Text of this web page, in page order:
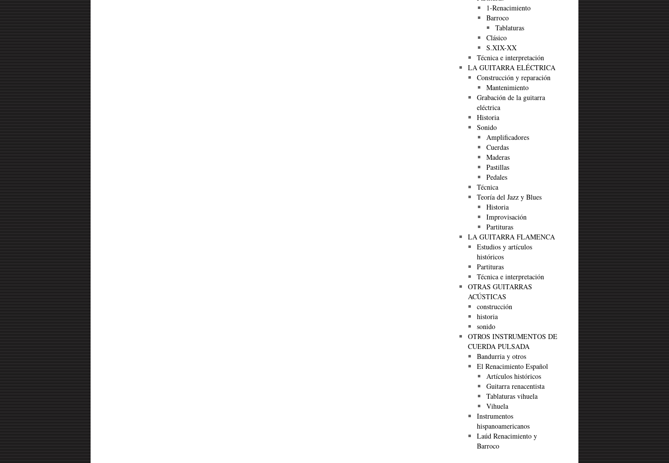
1-Renacimiento
Barroco
Tablaturas
Clásico
S.XIX-XX
Técnica e interpretación
LA GUITARRA ELÉCTRICA
Construcción y reparación
Mantenimiento
Grabación de la guitarra
eléctrica
Historia
Sonido
Amplificadores
Cuerdas
Maderas
Pastillas
Pedales
Técnica
Teoría del Jazz y Blues
Historia
Improvisación
Partituras
LA GUITARRA FLAMENCA
Estudios y artículos
históricos
Partituras
Técnica e interpretación
OTRAS GUITARRAS
ACÚSTICAS
construcción
historia
sonido
OTROS INSTRUMENTOS DE
CUERDA PULSADA
Bandurria y otros
El Renacimiento Español
Artículos históricos
Guitarra renacentista
Tablaturas vihuela
Vihuela
Instrumentos
hispanoamericanos
Laúd Renacimiento y
Barroco